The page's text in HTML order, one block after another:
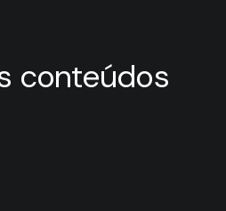
conteúdos